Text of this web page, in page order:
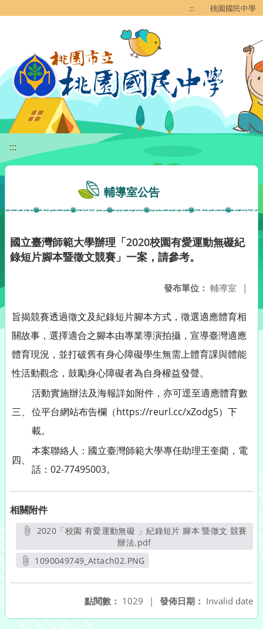
::: 桃園國民中學
:::
輔導室公告
國立臺灣師範大學辦理「2020校園有愛運動無礙紀
錄短片腳本暨徵文競賽」一案，請參考。
發布單位： 輔導室 |
旨揭競賽透過徵文及紀錄短片腳本方式，徵選適應體育相
關故事，選擇適合之腳本由專業導演拍攝，宣導臺灣適應
體育現況，並打破舊有身心障礙學生無需上體育課與體能
性活動觀念，鼓勵身心障礙者為自身權益發聲。
三、
活動實施辦法及海報詳如附件，亦可逕至適應體育數
位平台網站布告欄（https://reurl.cc/xZodg5）下
載。
四、
本案聯絡人：國立臺灣師範大學專任助理王奎藺，電
話：02-77495003。
相關附件
辦法.pdf另開新視窗
1090049749_Attach02.PNG
發佈日期： Invalid date
點閱數： 1029 |